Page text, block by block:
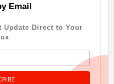
Email
Update Direct to Your